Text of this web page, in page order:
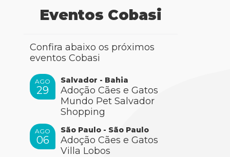
Eventos Cobasi
Confira abaixo os próximos
eventos Cobasi
AGO
29
Salvador - Bahia
Adoção Cães e Gatos
Mundo Pet Salvador
Shopping
AGO
06
São Paulo - São Paulo
Adoção Cães e Gatos
Villa Lobos